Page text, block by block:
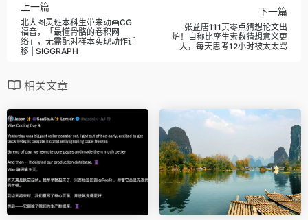
上一篇
北大图灵班本科生带来动画CG
福音，「最懂骨骼的卷积网
络」，无需配对样本实现动作迁
移 | SIGGRAPH
下一篇
张益唐111页零点猜想论文出
炉！自称比孪生素数猜想意义更
大，每天思考12小时被太太骂
相关文章